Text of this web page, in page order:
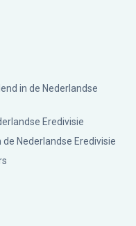
in de Nederlandse
Eredivisie
Nederlandse Eredivisie